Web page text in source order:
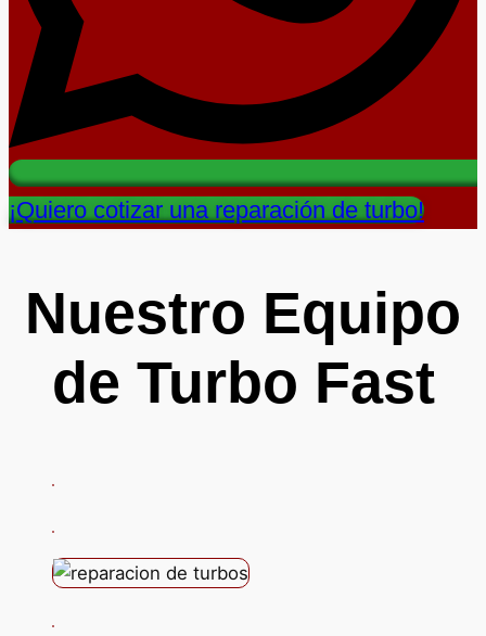
¡Quiero cotizar una reparación de turbo!
Nuestro Equipo
de Turbo Fast